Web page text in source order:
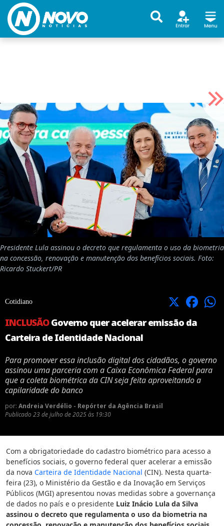
Presidente Lula assinou o decreto que regulamenta o uso da biometria
na concessão, renovação e manutenção dos benefícios sociais. Foto:
Ricardo Stuckert/PR
Cotidiano X Facebook
INCLUSÃOGoverno quer acelerar emissão da
Carteira de Identidade Nacional
Para promover essa inclusão digital dos cidadãos, o governo
assinou uma parceria com a Caixa Econômica Federal para
que a coleta biométrica da CIN seja feita aproveitando a
capilaridade do banco
por: Andreia Verdélio - Repórter da Agência Brasil
Publicado 23 de julho de 2025 às 19:30
Com a obrigatoriedade do cadastro biométrico para acesso a
benefícios sociais, o governo federal quer acelerar a emissão
da nova Carteira de Identidade Nacional (CIN). Nesta quarta-
feira (23), o Ministério da Gestão e da Inovação em Serviços
Públicos (MGI) apresentou novas medidas sobre a governança
de dados no país e o presidente Luiz Inácio Lula da Silva
assinou o decreto que regulamenta o uso da biometria na